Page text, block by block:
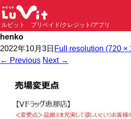
ルビット プリペイド/クレジット/アプリ
henko
2022年10月3日 Full resolution (720 ×
← Previous Next →